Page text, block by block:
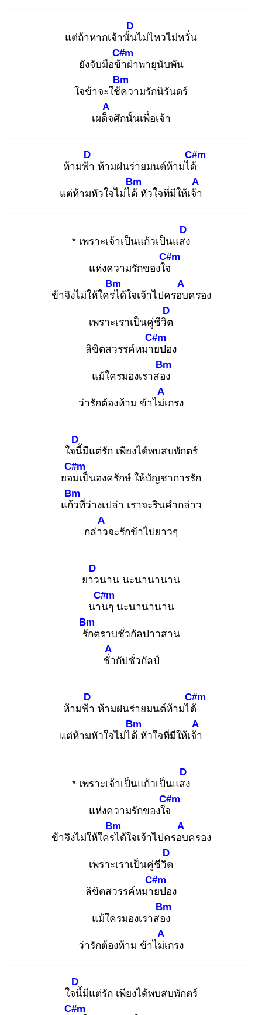
แต่ถ้าหากเจ้านั้น
D
ไม่ไหวไม่หวั่น
ยังจับมือข้า
C#m
ฝ่าพายุนับพัน
ใจข้าจะใช้ค
Bm
วามรักนิรันดร์
เผด็จ
A
ศึกนั้นเพื่อเจ้า
ห้ามฟ้า
D
ห้ามฝนร่ายมนต์ห้ามได้
C#m
แต่ห้ามหัวใจไม่ได้
Bm
หัวใจที่มีให้เจ้า
A
* เพราะเจ้าเป็นแก้วเป็นแสง
D
แห่งความรักของใจ
C#m
ข้าจึงไม่ให้ใครไ
Bm
ด้ใจเจ้าไปครอบ
A
ครอง
เพราะเราเป็นคู่ชีวิต
D
ลิขิตสวรรค์หมาย
C#m
ปอง
แม้ใครมองเราสอง
Bm
ว่ารักต้องห้าม ข้าไม่เ
A
กรง
ใจนี้
D
มีแต่รัก เพียงได้พบสบพักตร์
ยอม
C#m
เป็นองครักษ์ ให้บัญชาการรัก
แก้ว
Bm
ที่ว่างเปล่า เราจะรินคำกล่าว
กล่าว
A
จะรักข้าไปยาวๆ
ยาว
D
นาน นะนานานาน
นาน
C#m
ๆ นะนานานาน
รัก
Bm
ตราบชั่วกัลปาวสาน
ชั่ว
A
กัปชั่วกัลป์
ห้ามฟ้า
D
ห้ามฝนร่ายมนต์ห้ามได้
C#m
แต่ห้ามหัวใจไม่ได้
Bm
หัวใจที่มีให้เจ้า
A
* เพราะเจ้าเป็นแก้วเป็นแสง
D
แห่งความรักของใจ
C#m
ข้าจึงไม่ให้ใครไ
Bm
ด้ใจเจ้าไปครอบ
A
ครอง
เพราะเราเป็นคู่ชีวิต
D
ลิขิตสวรรค์หมาย
C#m
ปอง
แม้ใครมองเราสอง
Bm
ว่ารักต้องห้าม ข้าไม่เ
A
กรง
ใจนี้
D
มีแต่รัก เพียงได้พบสบพักตร์
C#m